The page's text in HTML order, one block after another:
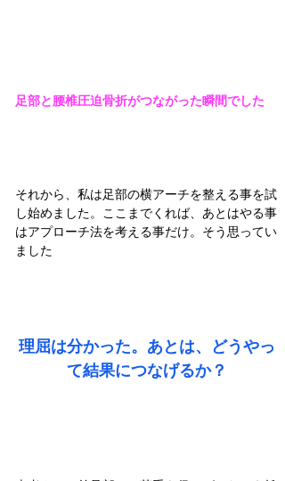
足部と腰椎圧迫骨折がつながった瞬間でした
それから、私は足部の横アーチを整える事を試
し始めました。ここまでくれば、あとはやる事
はアプローチ法を考える事だけ。そう思ってい
ました
理屈は分かった。あとは、どうやっ
て結果につなげるか？